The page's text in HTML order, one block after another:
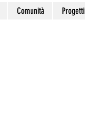
Comunità Progetti